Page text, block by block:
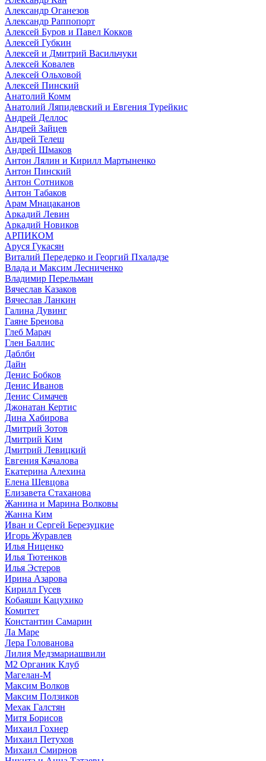
Александр Оганезов
Александр Раппопорт
Алексей Буров и Павел Кокков
Алексей Губкин
Алексей и Дмитрий Васильчуки
Алексей Ковалев
Алексей Ольховой
Алексей Пинский
Анатолий Комм
Анатолий Ляпидевский и Евгения Турейкис
Андрей Деллос
Андрей Зайцев
Андрей Телеш
Андрей Шмаков
Антон Лялин и Кирилл Мартыненко
Антон Пинский
Антон Сотников
Антон Табаков
Арам Мнацаканов
Аркадий Левин
Аркадий Новиков
АРПИКОМ
Аруся Гукасян
Виталий Передерко и Георгий Пхаладзе
Влада и Максим Лесниченко
Владимир Перельман
Вячеслав Казаков
Вячеслав Ланкин
Галина Дувинг
Гаяне Бреиова
Глеб Марач
Глен Баллис
Даблби
Дайн
Денис Бобков
Денис Иванов
Денис Симачев
Джонатан Кертис
Дина Хабирова
Дмитрий Зотов
Дмитрий Ким
Дмитрий Левицкий
Евгения Качалова
Екатерина Алехина
Елена Шевцова
Елизавета Стаханова
Жанина и Марина Волковы
Жанна Ким
Иван и Сергей Березуцкие
Игорь Журавлев
Илья Ниценко
Илья Тютенков
Илья Эстеров
Ирина Азарова
Кирилл Гусев
Кобаяши Кацухико
Комитет
Константин Самарин
Ла Маре
Лера Голованова
Лилия Медзмариашвили
М2 Органик Клуб
Магелан-М
Максим Волков
Максим Ползиков
Мехак Галстян
Митя Борисов
Михаил Гохнер
Михаил Петухов
Михаил Смирнов